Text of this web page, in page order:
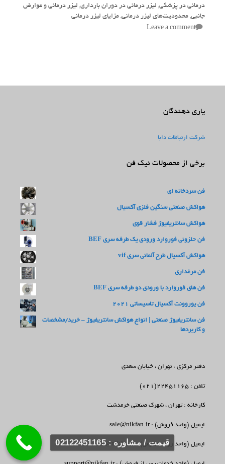
درمانی در پزشکی, لیزر درمانی در دوران بارداری, لیزر درمانی و عوارض
جانبی, محدودیت‌های لیزر درمانی, مزایای لیزر درمانی
Leave a comment
یاری دهندگان
شرکت ارتباطات دابا
برخی از محصولات نیک فن
فن سردخانه ای
هواکش صنعتی سنگین فلزی آکسیال
هواکش سانتریفیوژ فشار قوی
فن حلزونی فوروارد ورودی یک طرفه سری BEF
هواکش آکسیال طرح آلمانی سری vif
فن مرغداری
فن های فوروارد با ورودی دو طرفه سری BEF
فن یوروونت آکسیال تاسیساتی 2021
فن سانتریفیوژ صنعتی | انواع هواکش سانتریفیوژ – خرید/مشخصات
و کاربردها
دفتر مرکزی : تهران ، خیابان سعدی
تلفن : 22451165(021)
کارخانه : تهران ، شهرک صنعتی خرمدشت
ایمیل (واحد فروش) : sale@nikfan.ir
ایمیل (واحد روابط عمومی) : info@nikfan.ir
قیمت / مشاوره : 02122451165